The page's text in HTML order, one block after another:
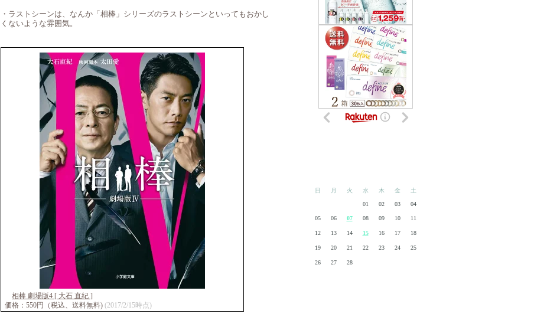
・ラストシーンは、なんか「相棒」シリーズのラストシーンといってもおかし
くないような雰囲気。
相棒 劇場版4 [ 大石 直紀 ]
価格：550円（税込、送料無料) (2017/2/15時点)
日 月 火 水 木 金 土
01 02 03 04
05 06 07 08 09 10 11
12 13 14 15 16 17 18
19 20 21 22 23 24 25
26 27 28